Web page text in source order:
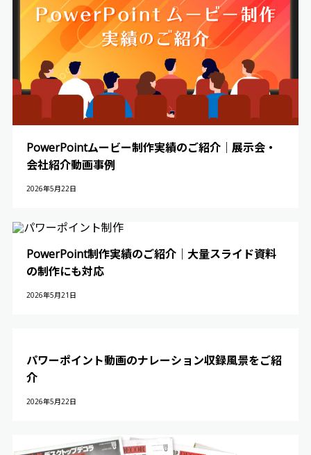
PowerPointムービー制作実績のご紹介｜展示会・
会社紹介動画事例
2026年5月22日
PowerPoint制作実績のご紹介｜大量スライド資料
の制作にも対応
2026年5月21日
パワーポイント動画のナレーション収録風景をご紹
介
2026年5月22日